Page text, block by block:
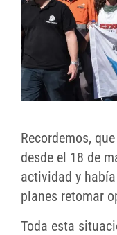
Recordemos,
desde el 18 de
actividad y
planes retomar
Toda esta